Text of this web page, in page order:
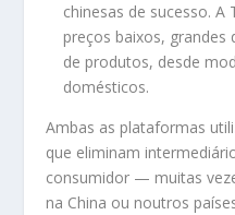
chinesas de sucesso.
preços baixos,
de produtos, desde
domésticos.
Ambas as plataformas
que eliminam
consumidor — muitas
na China ou noutros